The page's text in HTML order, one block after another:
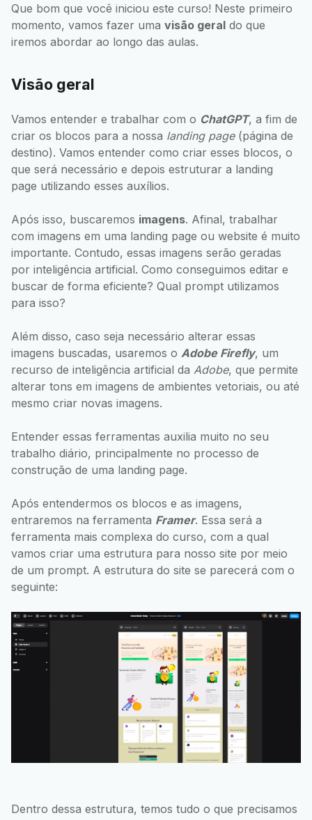
Que bom que você iniciou este curso! Neste primeiro
momento, vamos fazer uma visão geral do que
iremos abordar ao longo das aulas.
Visão geral
Vamos entender e trabalhar com o ChatGPT, a fim de
criar os blocos para a nossa landing page(página de
destino). Vamos entender como criar esses blocos, o
que será necessário e depois estruturar a landing
page utilizando esses auxílios.
Após isso, buscaremos imagens. Afinal, trabalhar
com imagens em uma landing page ou website é muito
importante. Contudo, essas imagens serão geradas
por inteligência artificial. Como conseguimos editar e
buscar de forma eficiente? Qual prompt utilizamos
para isso?
Além disso, caso seja necessário alterar essas
imagens buscadas, usaremos o Adobe Firefly, um
recurso de inteligência artificial da Adobe, que permite
alterar tons em imagens de ambientes vetoriais, ou até
mesmo criar novas imagens.
Entender essas ferramentas auxilia muito no seu
trabalho diário, principalmente no processo de
construção de uma landing page.
Após entendermos os blocos e as imagens,
entraremos na ferramenta Framer. Essa será a
ferramenta mais complexa do curso, com a qual
vamos criar uma estrutura para nosso site por meio
de um prompt. A estrutura do site se parecerá com o
seguinte:
Dentro dessa estrutura, temos tudo o que precisamos